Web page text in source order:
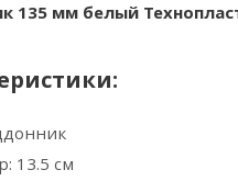
135 мм белый
13.5 см